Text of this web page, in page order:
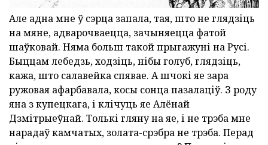
Але адна мне ў сэрца запала, тая, што не глядзіць
на мяне, адварочваецца, зачыняецца фатой
шаўковай. Няма больш такой прыгажуні на Русі.
Быццам лебедзь, ходзіць, нібы голуб, глядзіць,
кажа, што салавейка спявае. А шчокі яе зара
ружовая афарбавала, косы сонца пазалаціў. З роду
яна з купецкага, і клічуць яе Алёнай
Дзмітрыеўнай. Толькі гляну на яе, і не трэба мне
нарадаў камчатых, золата-срэбра не трэба. Перад